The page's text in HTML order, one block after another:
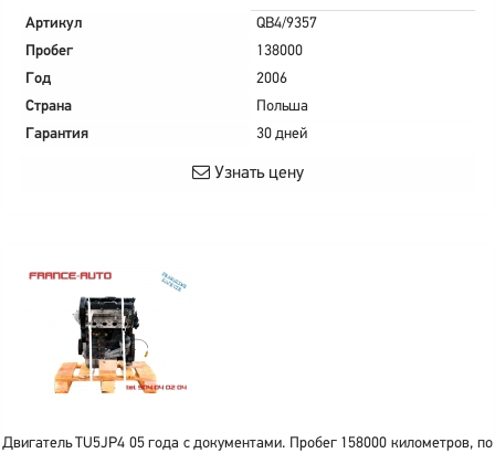
Артикул
QB4/9357
Пробег
138000
Год
2006
Страна
Польша
Гарантия
30 дней
Узнать цену
Двигатель TU5JP4 05 года с документами. Пробег 158000 километров, по